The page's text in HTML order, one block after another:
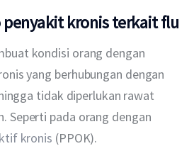
penyakit kronis terkait flu
kondisi orang dengan
yang berhubungan dengan
tidak diperlukan rawat
Seperti pada orang dengan
kronis (PPOK).